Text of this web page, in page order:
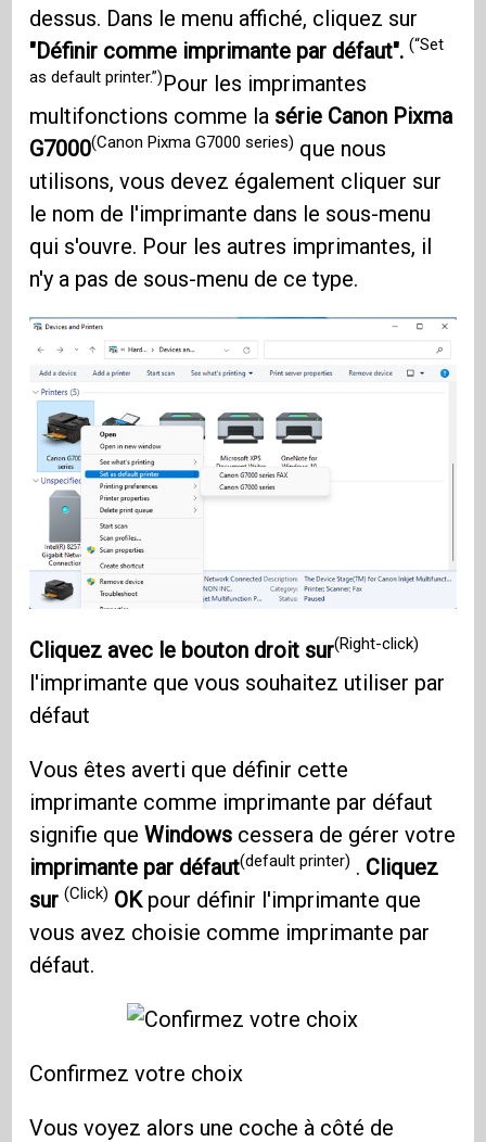
dessus. Dans le menu affiché, cliquez sur
"Définir comme imprimante par défaut".(“Set
as default printer.”)Pour les imprimantes
multifonctions comme la série Canon Pixma
G7000(Canon Pixma G7000 series) que nous
utilisons, vous devez également cliquer sur
le nom de l'imprimante dans le sous-menu
qui s'ouvre. Pour les autres imprimantes, il
n'y a pas de sous-menu de ce type.
Cliquez avec le bouton droit sur(Right-click)
l'imprimante que vous souhaitez utiliser par
défaut
Vous êtes averti que définir cette
imprimante comme imprimante par défaut
signifie queWindows cessera de gérer votre
imprimante par défaut(default printer) . Cliquez
sur(Click) OKpour définir l'imprimante que
vous avez choisie comme imprimante par
défaut.
Confirmez votre choix
Vous voyez alors une coche à côté de